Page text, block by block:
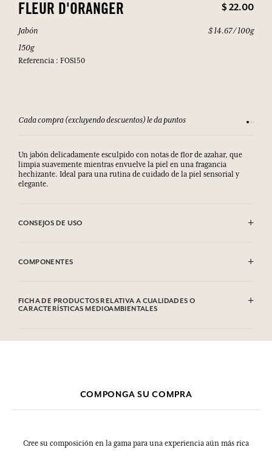
FLEUR D'ORANGER $ 22.00
Jabón
150g
Referencia : FOS150
$ 14.67 / 100g
Cada compra (excluyendo descuentos) le da puntos
Un jabón delicadamente esculpido con notas de flor de azahar, que
limpia suavemente mientras envuelve la piel en una fragancia
hechizante. Ideal para una rutina de cuidado de la piel sensorial y
elegante.
CONSEJOS DE USO
COMPONENTES
(Fragrance), Palm Kernel Acid, CI 77891 (Titanium Dioxide), Argania
Spinosa Kernel Oil, Glycerin, Sodium Chloride, Sodium Thiosulfate,
FICHA DE PRODUCTOS RELATIVA A CUALIDADES O
CARACTERÍSTICAS MEDIOAMBIENTALES
Por favor, consulte las cualidades o características medioambientales
COMPONGA SU COMPRA
Cree su composición en la gama para una experiencia aún más rica